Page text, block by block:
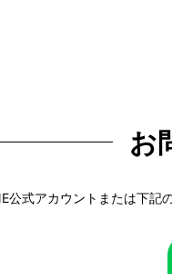
お
公式アカウントまたは下記